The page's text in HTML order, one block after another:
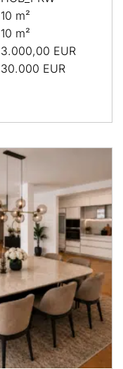
10 m²
10 m²
3.000,00 EUR
30.000 EUR